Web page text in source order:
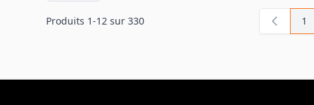
Produits 1-12 sur 330 1